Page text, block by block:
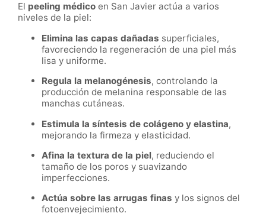
El peeling médico en San Javier actúa a varios
niveles de la piel:
Elimina las capas dañadas superficiales,
favoreciendo la regeneración de una piel más
lisa y uniforme.
Regula la melanogénesis, controlando la
producción de melanina responsable de las
manchas cutáneas.
Estimula la síntesis de colágeno y elastina,
mejorando la firmeza y elasticidad.
Afina la textura de la piel, reduciendo el
tamaño de los poros y suavizando
imperfecciones.
Actúa sobre las arrugas finas y los signos del
fotoenvejecimiento.